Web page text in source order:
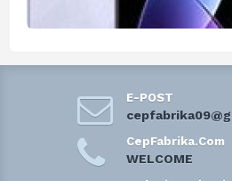
E-POST
CepFabrika.Com
WELCOME